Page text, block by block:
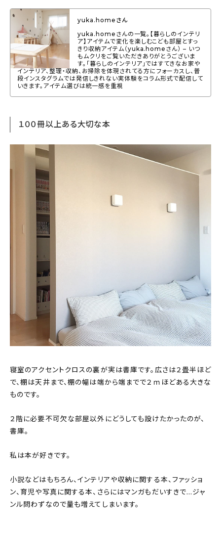
yuka.homeさん
yuka.homeさんの一覧。【暮らしのインテリ
ア】アイテムで変化を楽しむこども部屋とすっ
きり収納アイテム（yuka.homeさん） – いつ
もムクリをご覧いただきありがとうございま
す。「暮らしのインテリア」ではすてきなお家や
インテリア、整理・収納、お掃除を体現されてる方にフォーカスし、普
段インスタグラムでは発信しきれない実体験をコラム形式で配信して
いきます。アイテム選びは統一感を重視
１００冊以上ある大切な本
寝室のアクセントクロスの裏が実は書庫です。広さは２畳半ほど
で、棚は天井まで、棚の幅は端から端までで２ｍほどある大きな
ものです。
２階に必要不可欠な部屋以外にどうしても設けたかったのが、
書庫。
私は本が好きです。
小説などはもちろん、インテリアや収納に関する本、ファッショ
ン、育児や写真に関する本、さらにはマンガもだいすきで…ジャ
ンル問わずなので量も増えてしまいます。